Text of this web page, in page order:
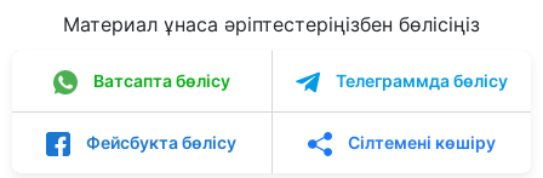
Материал ұнаса әріптестеріңізбен бөлісіңіз
Ватсапта бөлісу Телеграммда бөлісу
Фейсбукта бөлісу Сілтемені көшіру